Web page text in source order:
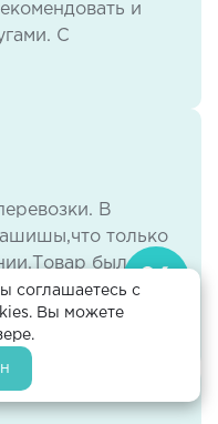
соглашаетесь с
Вы можете
и
С
В
только
был
прекрасно.